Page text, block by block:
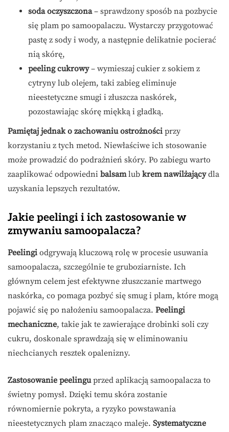
soda oczyszczona– sprawdzony sposób na pozbycie
się plam po samoopalaczu. Wystarczy przygotować
pastę z sody i wody, a następnie delikatnie pocierać
nią skórę,
peeling cukrowy– wymieszaj cukier z sokiem z
cytryny lub olejem, taki zabieg eliminuje
nieestetyczne smugi i złuszcza naskórek,
pozostawiając skórę miękką i gładką.
Pamiętaj jednak o zachowaniu ostrożności przy
korzystaniu z tych metod. Niewłaściwe ich stosowanie
może prowadzić do podrażnień skóry. Po zabiegu warto
zaaplikować odpowiedni balsamlub krem nawilżającydla
uzyskania lepszych rezultatów.
Jakie peelingi i ich zastosowanie w
zmywaniu samoopalacza?
Peelingi odgrywają kluczową rolę w procesie usuwania
samoopalacza, szczególnie te gruboziarniste. Ich
głównym celem jest efektywne złuszczanie martwego
naskórka, co pomaga pozbyć się smug i plam, które mogą
pojawić się po nałożeniu samoopalacza. Peelingi
mechaniczne, takie jak te zawierające drobinki soli czy
cukru, doskonale sprawdzają się w eliminowaniu
niechcianych resztek opalenizny.
Zastosowanie peelinguprzed aplikacją samoopalacza to
świetny pomysł. Dzięki temu skóra zostanie
równomiernie pokryta, a ryzyko powstawania
nieestetycznych plam znacząco maleje. Systematyczne